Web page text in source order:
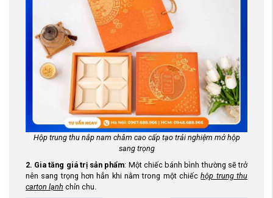
Hộp trung thu nắp nam châm cao cấp tạo trải nghiệm mở hộp
sang trọng
2. Gia tăng giá trị sản phẩm: Một chiếc bánh bình thường sẽ trở
nên sang trọng hơn hẳn khi nằm trong một chiếchộp trung thu
carton lạnh chỉn chu.